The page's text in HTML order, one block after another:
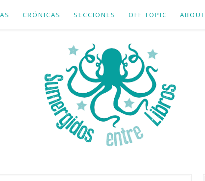
CRÓNICAS SECCIONES OFF TOPIC ABOUT